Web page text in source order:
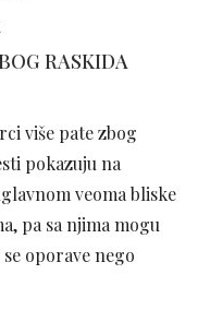
RASKIDA
više pate zbog
pokazuju na
veoma bliske
pa sa njima mogu
oporave nego